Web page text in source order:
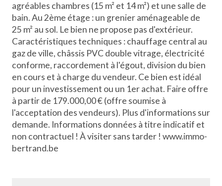
agréables chambres (15 m² et 14 m²) et une salle de
bain. Au 2ème étage : un grenier aménageable de
25 m² au sol. Le bien ne propose pas d'extérieur.
Caractéristiques techniques : chauffage central au
gaz de ville, châssis PVC double vitrage, électricité
conforme, raccordement à l'égout, division du bien
en cours et à charge du vendeur. Ce bien est idéal
pour un investissement ou un 1er achat. Faire offre
à partir de 179.000,00 € (offre soumise à
l'acceptation des vendeurs). Plus d'informations sur
demande. Informations données à titre indicatif et
non contractuel ! À visiter sans tarder ! www.immo-
bertrand.be